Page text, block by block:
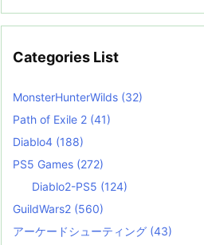
Categories List
MonsterHunterWilds (32)
Path of Exile 2 (41)
Diablo4 (188)
PS5 Games (272)
Diablo2-PS5 (124)
GuildWars2 (560)
アーケードシューティング (43)